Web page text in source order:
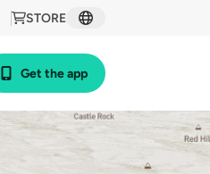
STORE
Get the app